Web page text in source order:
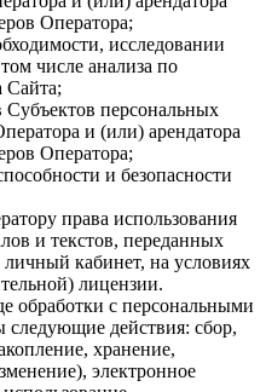
Оператора;
исследовании
числе анализа по
Сайта;
Субъектов персональных
и (или) арендатора
Оператора;
и безопасности
права использования
и текстов, переданных
личный кабинет, на условиях
лицензии.
обработки с персональными
действия: сбор,
хранение,
электронное